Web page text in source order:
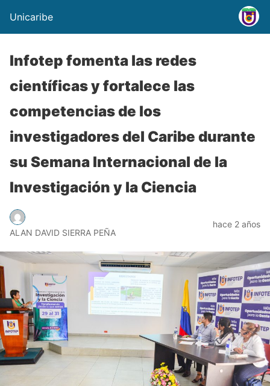
Unicaribe
Infotep fomenta las redes
científicas y fortalece las
competencias de los
investigadores del Caribe durante
su Semana Internacional de la
Investigación y la Ciencia
ALAN DAVID SIERRA PEÑA
hace 2 años